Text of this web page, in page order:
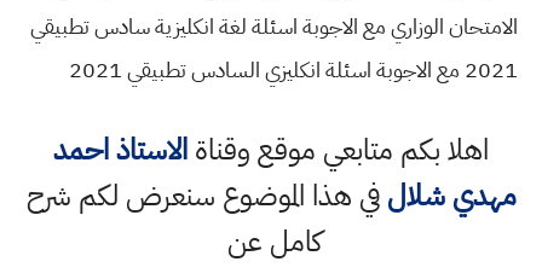
الامتحان الوزاري مع الاجوبة اسئلة لغة انكليزية سادس تطبيقي
2021 مع الاجوبة اسئلة انكليزي السادس تطبيقي 2021
اهلا بكم متابعي موقع وقناةالاستاذ احمد
مهدي شلالفي هذا الموضوع سنعرض لكم شرح
كامل عن